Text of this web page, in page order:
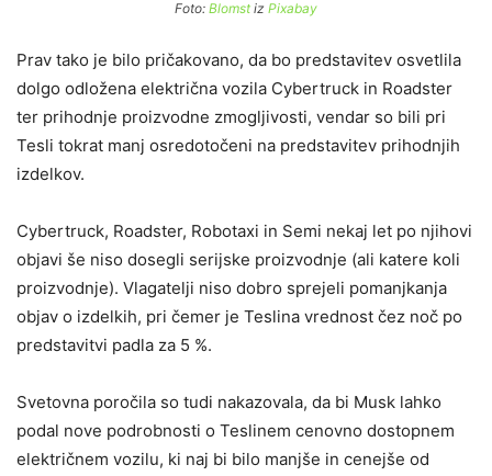
Foto: Blomstiz Pixabay
Prav tako je bilo pričakovano, da bo predstavitev osvetlila
dolgo odložena električna vozila Cybertruck in Roadster
ter prihodnje proizvodne zmogljivosti, vendar so bili pri
Tesli tokrat manj osredotočeni na predstavitev prihodnjih
izdelkov.
Cybertruck, Roadster, Robotaxi in Semi nekaj let po njihovi
objavi še niso dosegli serijske proizvodnje (ali katere koli
proizvodnje). Vlagatelji niso dobro sprejeli pomanjkanja
objav o izdelkih, pri čemer je Teslina vrednost čez noč po
predstavitvi padla za 5 %.
Svetovna poročila so tudi nakazovala, da bi Musk lahko
podal nove podrobnosti o Teslinem cenovno dostopnem
električnem vozilu, ki naj bi bilo manjše in cenejše od